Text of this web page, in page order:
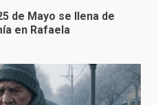
de Mayo se llena de
en Rafaela